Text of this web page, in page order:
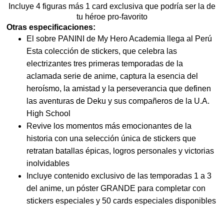
Incluye 4 figuras más 1 card exclusiva que podría ser la de
tu héroe pro-favorito
Otras especificaciones:
El sobre PANINI de My Hero Academia llega al Perú
Esta colección de stickers, que celebra las
electrizantes tres primeras temporadas de la
aclamada serie de anime, captura la esencia del
heroísmo, la amistad y la perseverancia que definen
las aventuras de Deku y sus compañeros de la U.A.
High School
Revive los momentos más emocionantes de la
historia con una selección única de stickers que
retratan batallas épicas, logros personales y victorias
inolvidables
Incluye contenido exclusivo de las temporadas 1 a 3
del anime, un póster GRANDE para completar con
stickers especiales y 50 cards especiales disponibles